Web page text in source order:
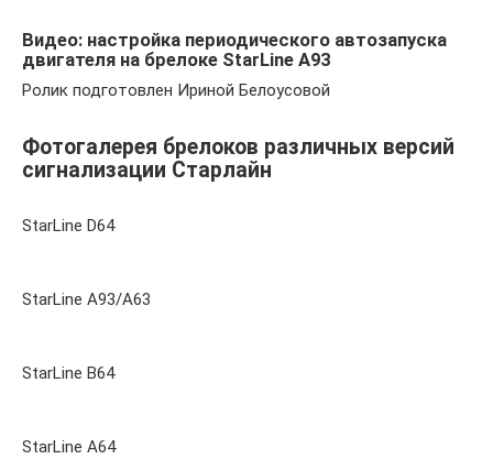
Видео: настройка периодического автозапуска
двигателя на брелоке StarLine A93
Ролик подготовлен Ириной Белоусовой
Фотогалерея брелоков различных версий
сигнализации Старлайн
StarLine D64
StarLine A93/А63
StarLine B64
StarLine A64